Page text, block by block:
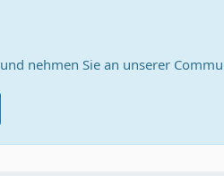
und nehmen Sie an unserer